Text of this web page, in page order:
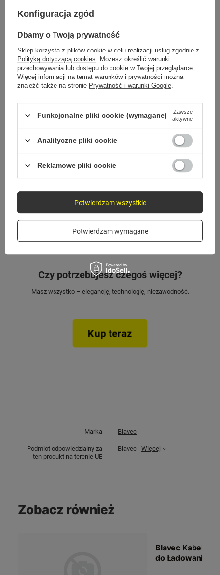
Ochrona przed zużyciem
potwierdzając swoją trwałość i
niezawodność.
Uniwersalna
Kompatybilność
Kabel zapewnia uniwersalną
kompatybilność z szeroką gamą
Czy potrzebujesz czegoś więcej?
Masz wszystko – elegancję, technologię, niezawodność.
Kup teraz
Marka Blavec
Podmiot odpowiedzialny za
ten produkt na terenie UE
Blavec Więcej
Zobacz również
Blavec Kabel
do Ładowania
Konfiguracja zgód
Dbamy o Twoją prywatność
Sklep korzysta z plików cookie w celu realizacji usług zgodnie z
Polityką dotyczącą cookies. Możesz określić warunki
przechowywania lub dostępu do cookie w Twojej przeglądarce.
Więcej informacji na temat warunków i prywatności można
znaleźć także na stronie Prywatność i warunki Google.
Funkcjonalne pliki cookie (wymagane)
Zawsze
aktywne
Analityczne pliki cookie
Reklamowe pliki cookie
Potwierdzam wymagane
Potwierdzam wszystkie